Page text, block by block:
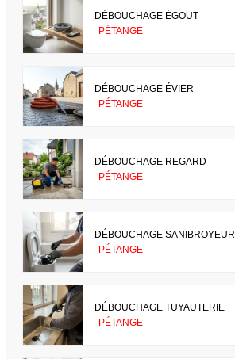
DÉBOUCHAGE ÉGOUT
PÉTANGE
DÉBOUCHAGE ÉVIER
PÉTANGE
DÉBOUCHAGE REGARD
PÉTANGE
DÉBOUCHAGE SANIBROYEUR
PÉTANGE
DÉBOUCHAGE TUYAUTERIE
PÉTANGE